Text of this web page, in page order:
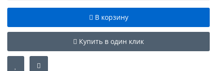
В корзину
Купить в один клик